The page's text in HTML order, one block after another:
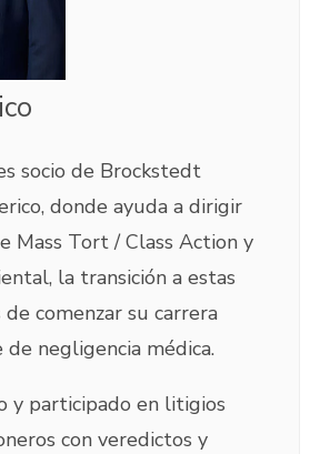
socio de Brockstedt
donde ayuda a dirigir
Mass Tort / Class Action y
la transición a estas
comenzar su carrera
negligencia médica.
y participado en litigios
con veredictos y